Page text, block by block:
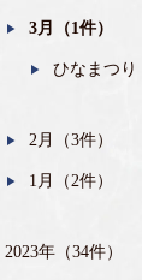
3月（1件）
ひなまつり
2月（3件）
1月（2件）
2023年（34件）